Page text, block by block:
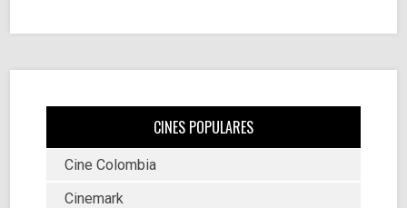
CINES POPULARES
Cine Colombia
Cinemark